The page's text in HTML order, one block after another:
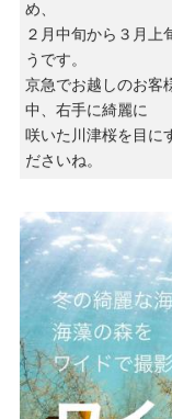
め、
２月中旬から３月上
うです。
京急でお越しのお客
中、右手に綺麗に
咲いた川津桜を目に
ださいね。